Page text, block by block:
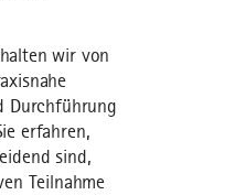
wir von
Durchführung
erfahren,
sind,
Teilnahme